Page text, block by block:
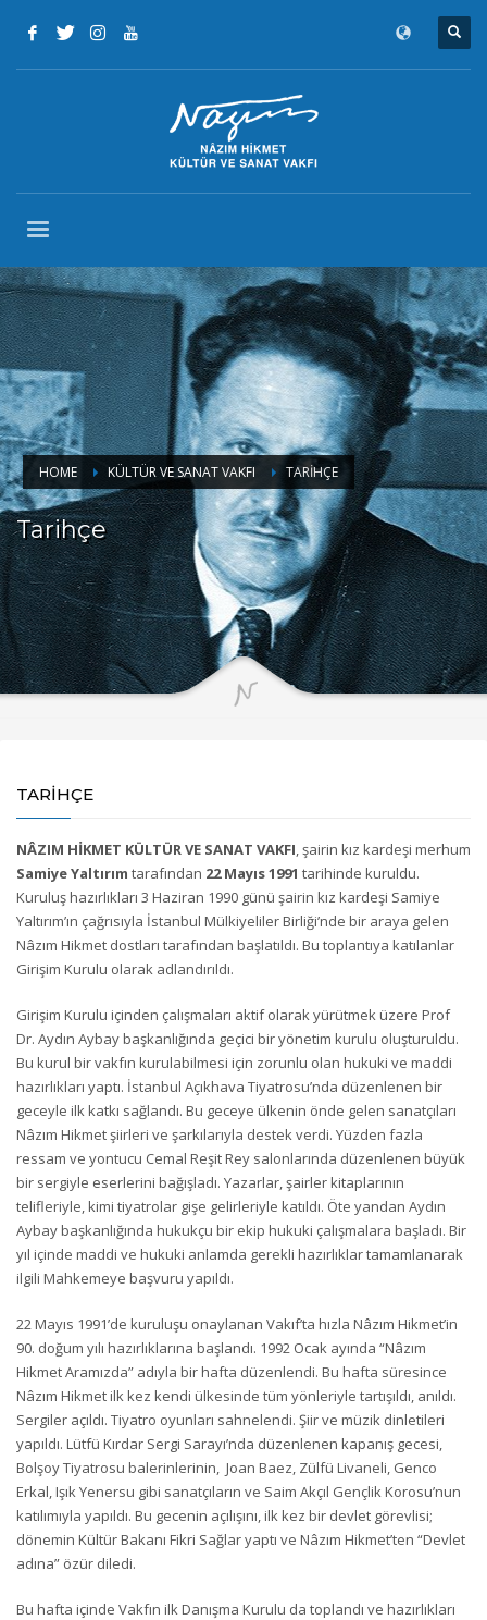
HOME KÜLTÜR VE SANAT VAKFI TARIHÇE
Tarihçe
TARIHÇE
NÂZIM HİKMET KÜLTÜR VE SANAT VAKFI , şairin kız kardeşi merhum
Samiye Yaltırım tarafından 22 Mayıs 1991 tarihinde kuruldu.
Kuruluş hazırlıkları 3 Haziran 1990 günü şairin kız kardeşi Samiye
Yaltırım’ın çağrısıyla İstanbul Mülkiyeliler Birliği’nde bir araya gelen
Nâzım Hikmet dostları tarafından başlatıldı. Bu toplantıya katılanlar
Girişim Kurulu olarak adlandırıldı.
Girişim Kurulu içinden çalışmaları aktif olarak yürütmek üzere Prof
Dr. Aydın Aybay başkanlığında geçici bir yönetim kurulu oluşturuldu.
Bu kurul bir vakfın kurulabilmesi için zorunlu olan hukuki ve maddi
hazırlıkları yaptı. İstanbul Açıkhava Tiyatrosu’nda düzenlenen bir
geceyle ilk katkı sağlandı. Bu geceye ülkenin önde gelen sanatçıları
Nâzım Hikmet şiirleri ve şarkılarıyla destek verdi. Yüzden fazla
ressam ve yontucu Cemal Reşit Rey salonlarında düzenlenen büyük
bir sergiyle eserlerini bağışladı. Yazarlar, şairler kitaplarının
telifleriyle, kimi tiyatrolar gişe gelirleriyle katıldı. Öte yandan Aydın
Aybay başkanlığında hukukçu bir ekip hukuki çalışmalara başladı. Bir
yıl içinde maddi ve hukuki anlamda gerekli hazırlıklar tamamlanarak
ilgili Mahkemeye başvuru yapıldı.
22 Mayıs 1991’de kuruluşu onaylanan Vakıf’ta hızla Nâzım Hikmet’in
90. doğum yılı hazırlıklarına başlandı. 1992 Ocak ayında “Nâzım
Hikmet Aramızda” adıyla bir hafta düzenlendi. Bu hafta süresince
Nâzım Hikmet ilk kez kendi ülkesinde tüm yönleriyle tartışıldı, anıldı.
Sergiler açıldı. Tiyatro oyunları sahnelendi. Şiir ve müzik dinletileri
yapıldı. Lütfü Kırdar Sergi Sarayı’nda düzenlenen kapanış gecesi,
Bolşoy Tiyatrosu balerinlerinin, Joan Baez, Zülfü Livaneli, Genco
Erkal, Işık Yenersu gibi sanatçıların ve Saim Akçıl Gençlik Korosu’nun
katılımıyla yapıldı. Bu gecenin açılışını, ilk kez bir devlet görevlisi;
dönemin Kültür Bakanı Fikri Sağlar yaptı ve Nâzım Hikmet’ten “Devlet
adına” özür diledi.
Bu hafta içinde Vakfın ilk Danışma Kurulu da toplandı ve hazırlıkları